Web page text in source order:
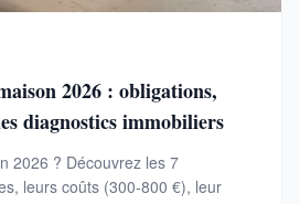
2026 : obligations,
diagnostics immobiliers
2026 ? Découvrez les 7
leurs coûts (300-800 €), leur